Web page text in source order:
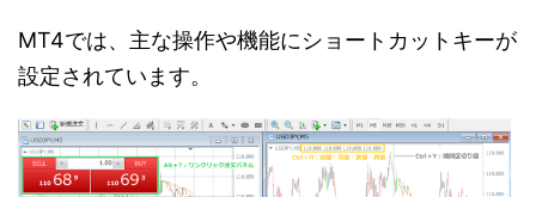
MT4では、主な操作や機能にショートカットキーが
設定されています。